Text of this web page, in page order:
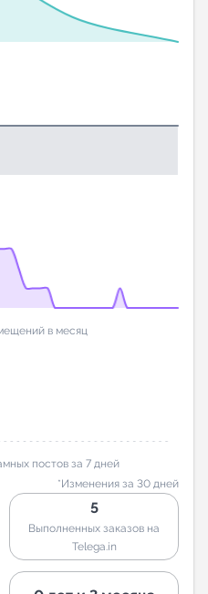
в месяц
постов за 7 дней
*Изменения за 30 дней
5
Выполненных заказов на
Telega.in